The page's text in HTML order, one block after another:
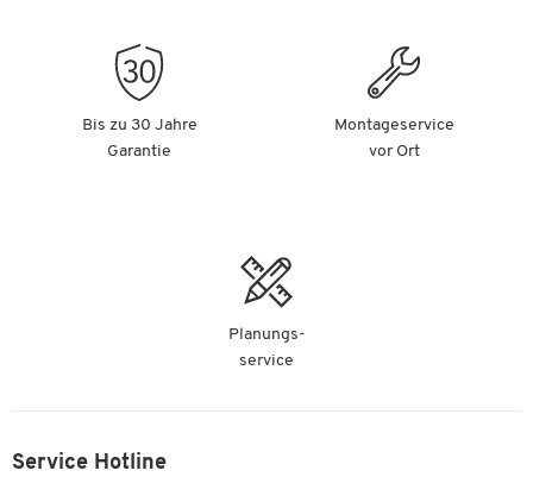
Bis zu 30 Jahre
Garantie
Montageservice
vor Ort
Planungs-
service
Service Hotline